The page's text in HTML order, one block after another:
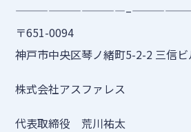
〒651-0094
神戸市中央区琴ノ緒町5-2-2 三信ビ
株式会社アスファレス
代表取締役 荒川祐太